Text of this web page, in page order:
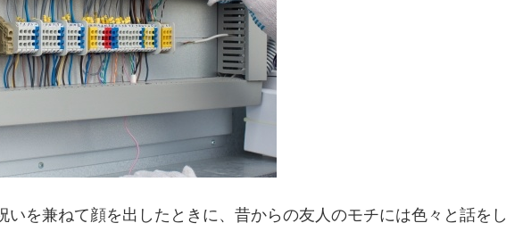
いを兼ねて顔を出したときに、昔からの友人のモチには色々と話をし